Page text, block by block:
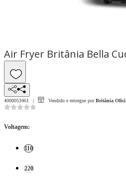
Air Fryer Britânia Bella
4000053461 Vendido e entregue por Britânia
Voltagem:
110
220